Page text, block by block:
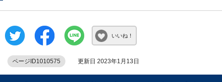
いいね！
ページID1010575 更新日 2023年1月13日